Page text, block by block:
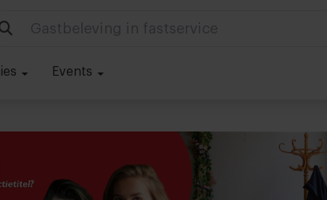
Gastbeleving in fastservice
Events